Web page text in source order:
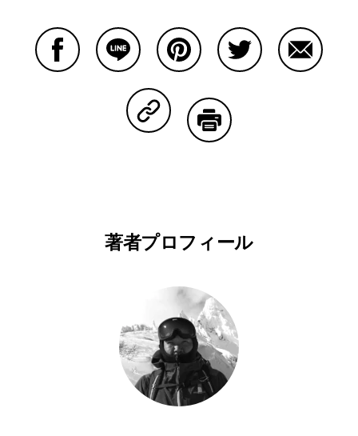
Copy Linkで共有する
著者プロフィール